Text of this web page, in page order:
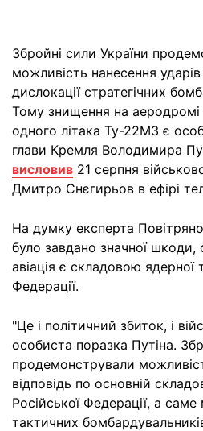
Збройні сили України
можливість нанесення
дислокації стратегічних
Тому знищення на
одного літака Ту-22М3 є
глави Кремля Володимира
висловив 21 серпня
Дмитро Снєгирьов в ефірі
На думку експерта
було завдано значної шкоди,
авіація є складовою ядерної
Федерації.
"Це і політичний збиток, і
особиста поразка Путіна.
продемонстрували
відповідь по основній
Російської Федерації, а саме
тактичних